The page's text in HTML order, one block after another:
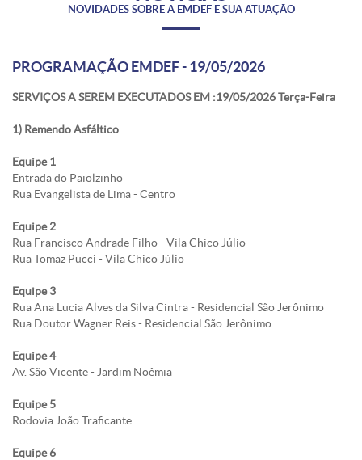
NOVIDADES SOBRE A EMDEF E SUA ATUAÇÃO
PROGRAMAÇÃO EMDEF - 19/05/2026
SERVIÇOS A SEREM EXECUTADOS EM :19/05/2026 Terça-Feira
1) Remendo Asfáltico
Equipe 1
Entrada do Paiolzinho
Rua Evangelista de Lima - Centro
Equipe 2
Rua Francisco Andrade Filho - Vila Chico Júlio
Rua Tomaz Pucci - Vila Chico Júlio
Equipe 3
Rua Ana Lucia Alves da Silva Cintra - Residencial São Jerônimo
Rua Doutor Wagner Reis - Residencial São Jerônimo
Equipe 4
Av. São Vicente - Jardim Noêmia
Equipe 5
Rodovia João Traficante
Equipe 6